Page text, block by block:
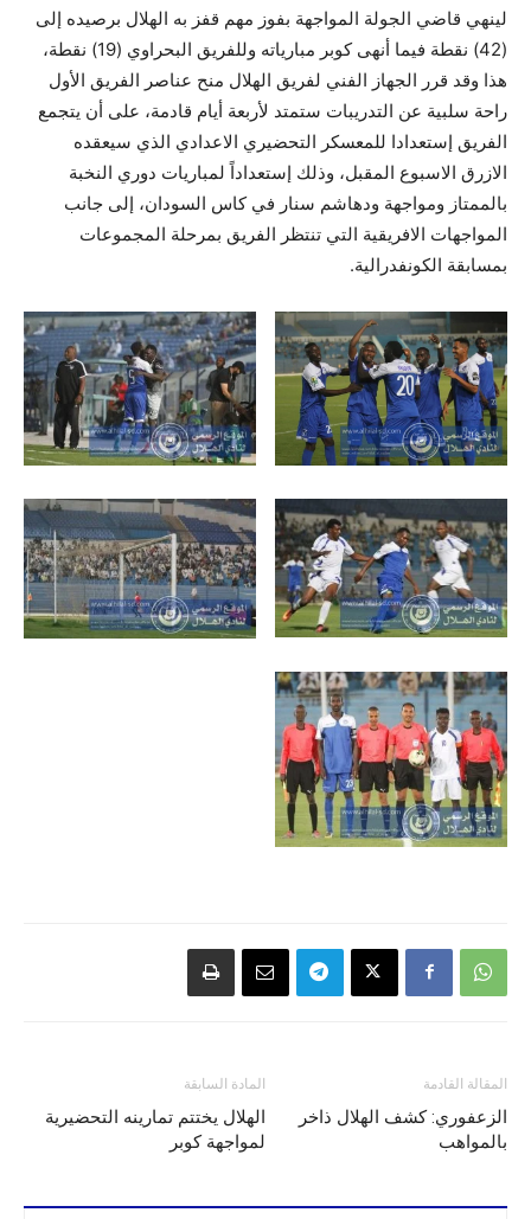
لينهي قاضي الجولة المواجهة بفوز مهم قفز به الهلال برصيده إلى
(42) نقطة فيما أنهى كوبر مبارياته وللفريق البحراوي (19) نقطة،
هذا وقد قرر الجهاز الفني لفريق الهلال منح عناصر الفريق الأول
راحة سلبية عن التدريبات ستمتد لأربعة أيام قادمة، على أن يتجمع
الفريق إستعدادا للمعسكر التحضيري الاعدادي الذي سيعقده
الازرق الاسبوع المقبل، وذلك إستعداداً لمباريات دوري النخبة
بالممتاز ومواجهة ودهاشم سنار في كاس السودان، إلى جانب
المواجهات الافريقية التي تنتظر الفريق بمرحلة المجموعات
بمسابقة الكونفدرالية.
المادة السابقة
الهلال يختتم تمارينه التحضيرية
لمواجهة كوبر
المقالة القادمة
الزعفوري: كشف الهلال ذاخر
بالمواهب